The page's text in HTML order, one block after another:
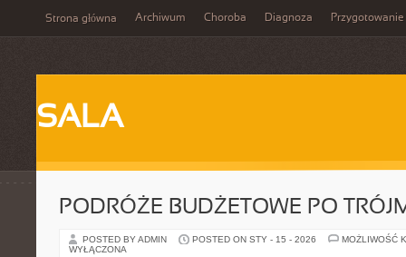
Strona główna Archiwum Choroba Diagnoza Przygotowanie
SALA
PODRÓŻE BUDŻETOWE PO
POSTED BY ADMIN POSTED ON STY - 15 - 2026
MOŻLIWOŚĆ
WYŁĄCZONA